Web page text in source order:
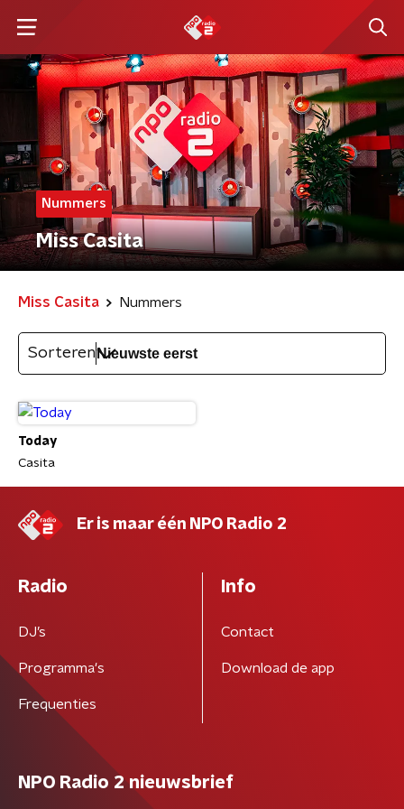
Nummers
Miss Casita
Miss Casita Nummers
Sorteren
Today
Casita
Er is maar één NPO Radio 2
Radio
DJ’s
Programma's
Frequenties
Info
Contact
Download de app
NPO Radio 2 nieuwsbrief